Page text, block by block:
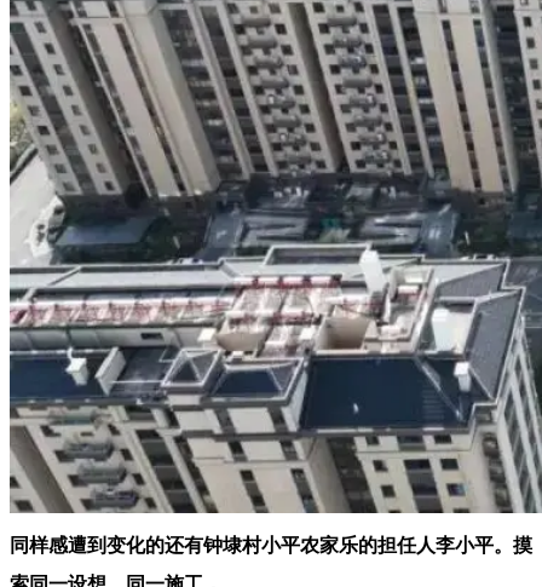
同样感遭到变化的还有钟埭村小平农家乐的担任人李小平。摸